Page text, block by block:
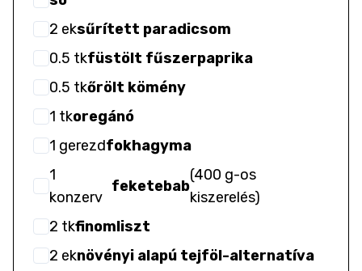
2 eksűrített paradicsom
0.5 tkfüstölt fűszerpaprika
0.5 tkőrölt kömény
1 tkoregánó
1 gerezdfokhagyma
1
konzerv
feketebab
(400 g-os
kiszerelés)
2 tkfinomliszt
2 eknövényi alapú tejföl-alternatíva